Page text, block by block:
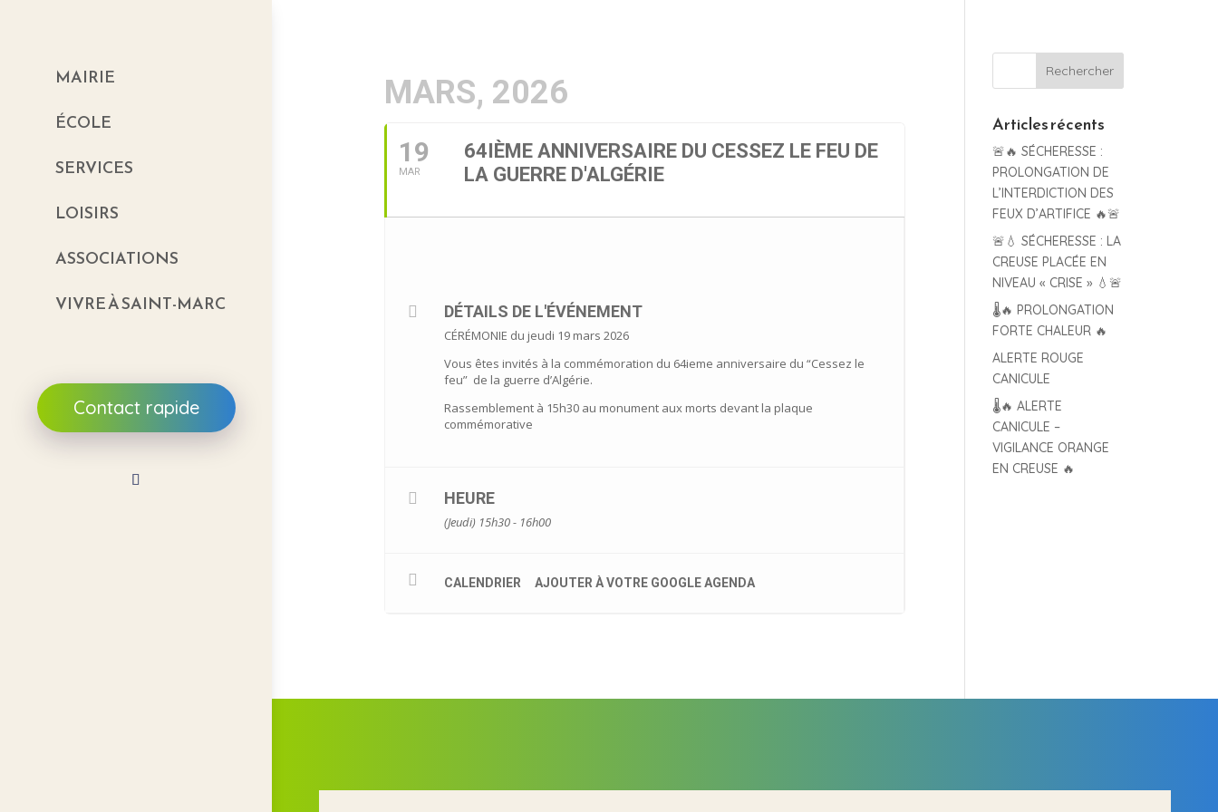
MAIRIE
ÉCOLE
SERVICES
LOISIRS
ASSOCIATIONS
VIVRE À SAINT-MARC
Contact rapide
MARS, 2026
19
MAR
64IÈME ANNIVERSAIRE DU CESSEZ LE FEU DE
LA GUERRE D'ALGÉRIE
DÉTAILS DE L'ÉVÉNEMENT
CÉRÉMONIE du jeudi 19 mars 2026
Vous êtes invités à la commémoration du 64ieme anniversaire du “Cessez le
feu” de la guerre d’Algérie.
Rassemblement à 15h30 au monument aux morts devant la plaque
commémorative
HEURE
(Jeudi) 15h30 - 16h00
CALENDRIER AJOUTER À VOTRE GOOGLE AGENDA
Articles récents
🚨🔥 SÉCHERESSE :
PROLONGATION DE
L’INTERDICTION DES
FEUX D’ARTIFICE 🔥🚨
🚨💧 SÉCHERESSE : LA
CREUSE PLACÉE EN
NIVEAU « CRISE » 💧🚨
🌡️🔥 PROLONGATION
FORTE CHALEUR 🔥
ALERTE ROUGE
CANICULE
🌡️🔥 ALERTE
CANICULE –
VIGILANCE ORANGE
EN CREUSE 🔥